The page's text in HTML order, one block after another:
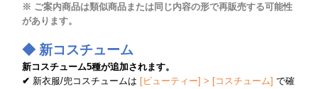
※ ご案内商品は類似商品または同じ内容の形で再販売する可能性
があります。
◆ 新コスチューム
新コスチューム5種が追加されます。
✔ 新衣服/兜コスチュームは [ビューティー] > [コスチューム] で確